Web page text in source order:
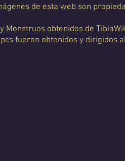
de esta web son
Monstruos obtenidos de
fueron obtenidos y dirigidos